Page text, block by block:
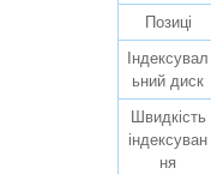
Позиці
Індексувал
ьний диск
Швидкість
індексуван
ня